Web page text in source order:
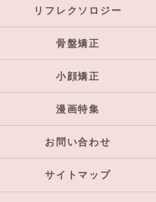
リフレクソロジー
骨盤矯正
小顔矯正
漫画特集
お問い合わせ
サイトマップ